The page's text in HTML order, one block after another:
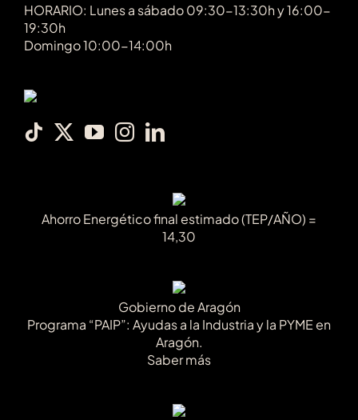
HORARIO: Lunes a sábado 09:30-13:30h y 16:00-
19:30h
Domingo 10:00-14:00h
Ahorro Energético final estimado (TEP/AÑO) =
14,30
Gobierno de Aragón
Programa “PAIP”: Ayudas a la Industria y la PYME en
Aragón.
Saber más